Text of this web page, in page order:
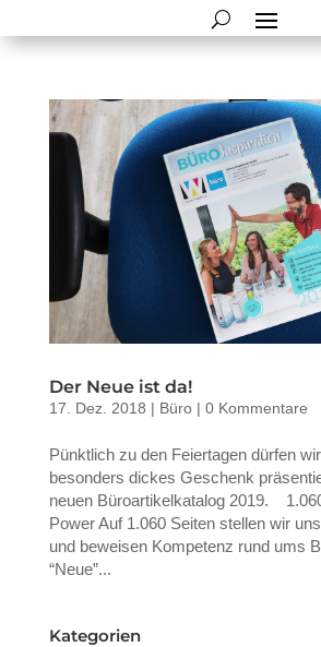
Der Neue ist da!
17. Dez. 2018 | Büro| 0 Kommentare
Pünktlich zu den Feiertagen dürfen
besonders dickes Geschenk
neuen Büroartikelkatalog 2019.
Power Auf 1.060 Seiten stellen wir
und beweisen Kompetenz rund ums
“Neue”...
Kategorien